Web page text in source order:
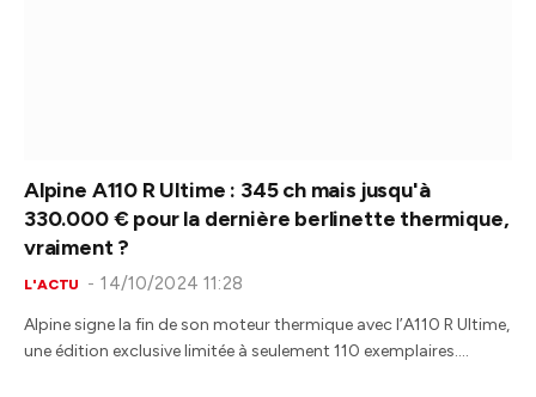
Alpine A110 R Ultime : 345 ch mais jusqu'à
330.000 € pour la dernière berlinette thermique,
vraiment ?
L'ACTU 14/10/2024 11:28
Alpine signe la fin de son moteur thermique avec l’A110 R Ultime,
une édition exclusive limitée à seulement 110 exemplaires.…